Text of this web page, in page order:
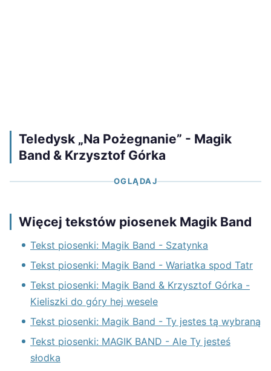
Teledysk „Na Pożegnanie” - Magik
Band & Krzysztof Górka
OGLĄDAJ
Więcej tekstów piosenek Magik Band
Tekst piosenki: Magik Band - Szatynka
Tekst piosenki: Magik Band - Wariatka spod Tatr
Tekst piosenki: Magik Band & Krzysztof Górka -
Kieliszki do góry hej wesele
Tekst piosenki: Magik Band - Ty jestes tą wybraną
Tekst piosenki: MAGIK BAND - Ale Ty jesteś
słodka